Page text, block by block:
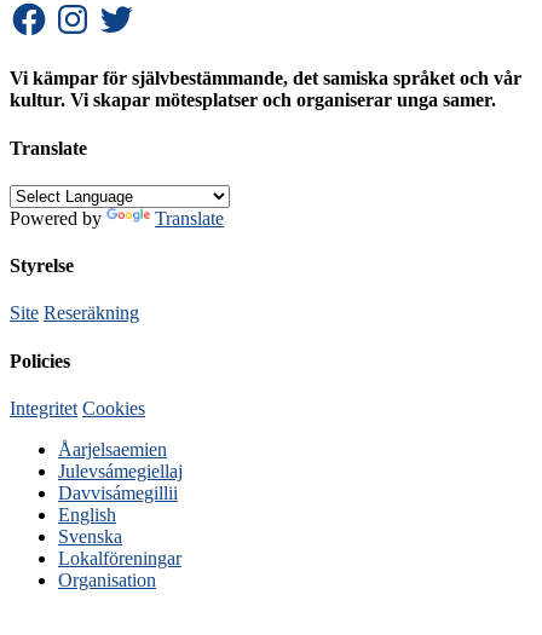
FacebookInstagram
Twitter
Vi kämpar för självbestämmande, det samiska språket och vår
kultur. Vi skapar mötesplatser och organiserar unga samer.
Translate
Powered by Translate
Styrelse
Site Reseräkning
Policies
Integritet Cookies
Åarjelsaemien
Julevsámegiellaj
Davvisámegillii
English
Svenska
Lokalföreningar
Organisation